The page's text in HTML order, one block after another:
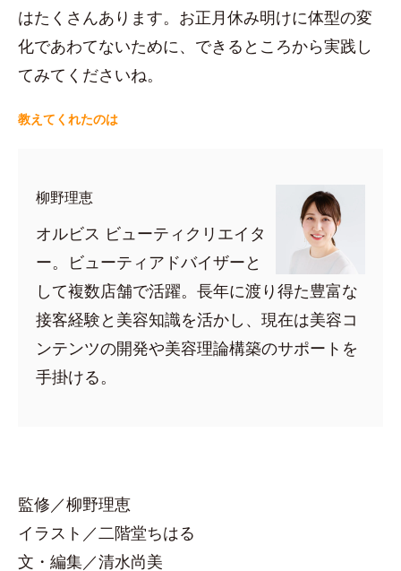
はたくさんあります。お正月休み明けに体型の変
化であわてないために、できるところから実践し
てみてくださいね。
教えてくれたのは
柳野理恵
オルビス ビューティクリエイタ
ー。ビューティアドバイザーと
して複数店舗で活躍。長年に渡り得た豊富な
接客経験と美容知識を活かし、現在は美容コ
ンテンツの開発や美容理論構築のサポートを
手掛ける。
監修／柳野理恵
イラスト／二階堂ちはる
文・編集／清水尚美